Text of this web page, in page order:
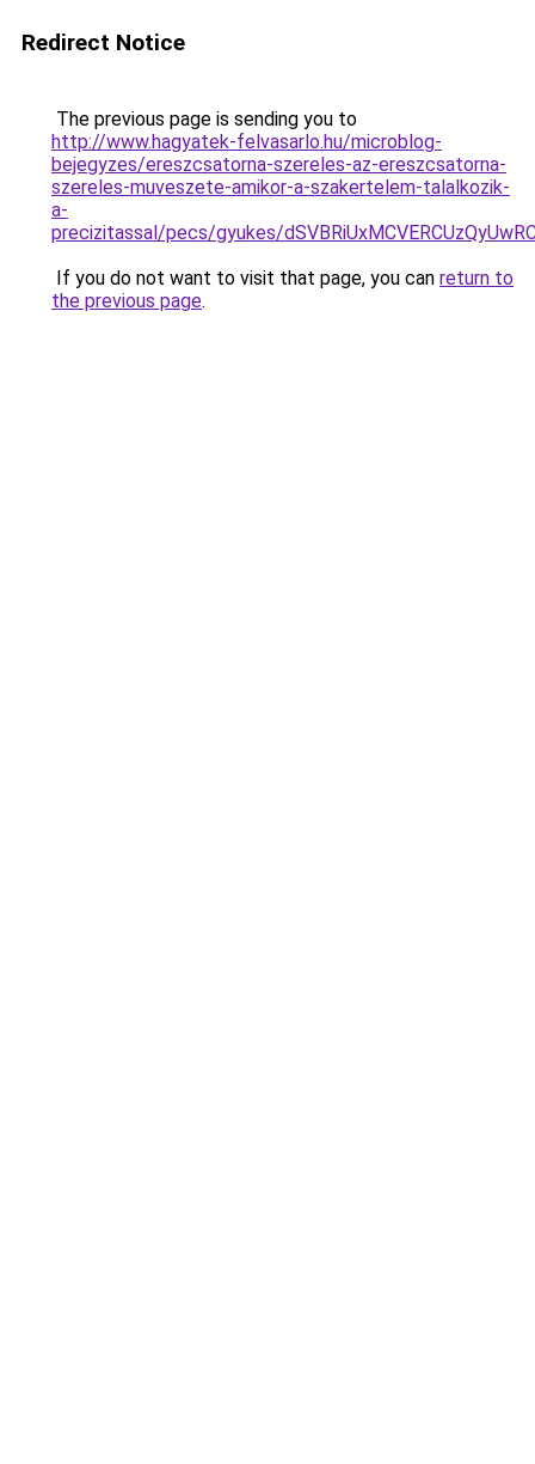
Redirect Notice
The previous page is sending you to
http://www.hagyatek-felvasarlo.hu/microblog-
bejegyzes/ereszcsatorna-szereles-az-ereszcsatorna-
szereles-muveszete-amikor-a-szakertelem-talalkozik-
a-
precizitassal/pecs/gyukes/
If you do not want to visit that page, you can return to
the previous page.